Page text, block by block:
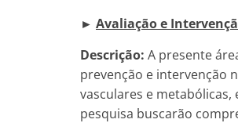
► Avaliação e
Descrição: A presente
prevenção e intervenção
vasculares e
pesquisa buscarão